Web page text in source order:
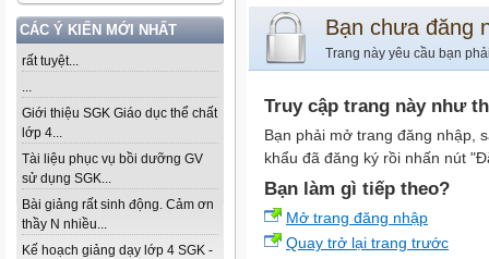
CÁC Ý KIẾN MỚI NHẤT
rất tuyệt...
...
Giới thiệu SGK Giáo dục thể chất
lớp 4...
Tài liệu phục vụ bồi dưỡng GV
sử dụng SGK...
Bài giảng rất sinh động. Cảm ơn
thầy N nhiều...
Kế hoạch giảng dạy lớp 4 SGK -
Bạn chưa đăng
Trang này yêu cầu bạn
Truy cập trang này như
Bạn phải mở trang đăng nhập,
khẩu đã đăng ký rồi nhấn nút
Bạn làm gì tiếp theo?
Mở trang đăng nhập
Quay trở lại trang trước